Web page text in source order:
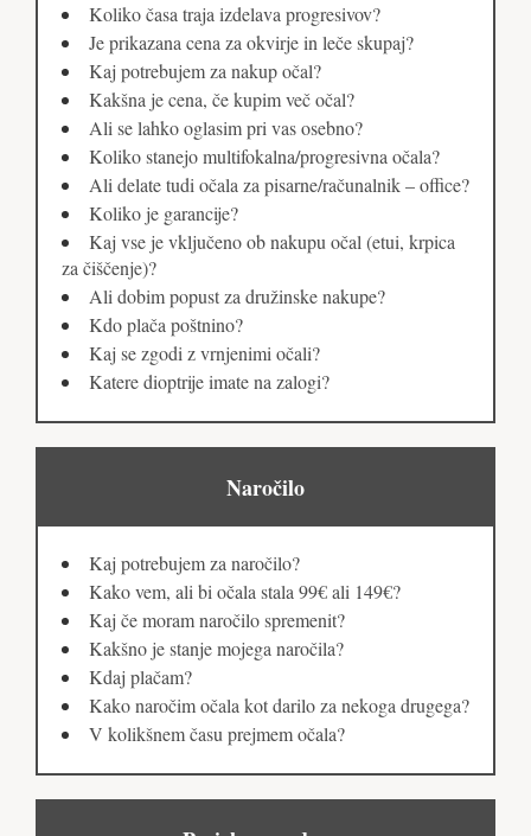
Koliko časa traja izdelava progresivov?
Je prikazana cena za okvirje in leče skupaj?
Kaj potrebujem za nakup očal?
Kakšna je cena, če kupim več očal?
Ali se lahko oglasim pri vas osebno?
Koliko stanejo multifokalna/progresivna očala?
Ali delate tudi očala za pisarne/računalnik – office?
Koliko je garancije?
Kaj vse je vključeno ob nakupu očal (etui, krpica
za čiščenje)?
Ali dobim popust za družinske nakupe?
Kdo plača poštnino?
Kaj se zgodi z vrnjenimi očali?
Katere dioptrije imate na zalogi?
Naročilo
Kaj potrebujem za naročilo?
Kako vem, ali bi očala stala 99€ ali 149€?
Kaj če moram naročilo spremenit?
Kakšno je stanje mojega naročila?
Kdaj plačam?
Kako naročim očala kot darilo za nekoga drugega?
V kolikšnem času prejmem očala?